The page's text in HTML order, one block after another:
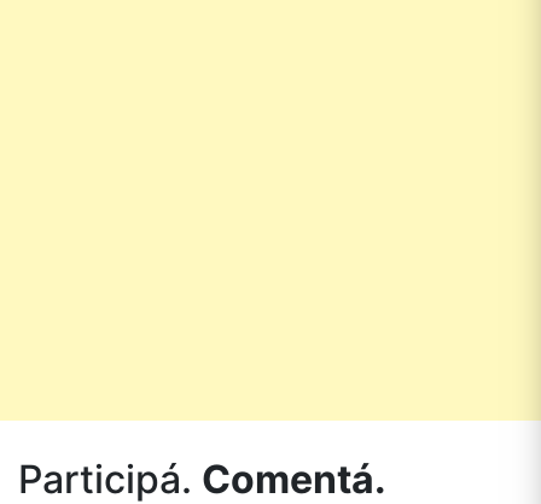
Participá. Comentá.